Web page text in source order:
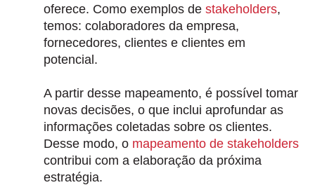
oferece. Como exemplos destakeholders,
temos: colaboradores da empresa,
fornecedores, clientes e clientes em
potencial.
A partir desse mapeamento, é possível tomar
novas decisões, o que inclui aprofundar as
informações coletadas sobre os clientes.
Desse modo, o mapeamento de stakeholders
contribui com a elaboração da próxima
estratégia.